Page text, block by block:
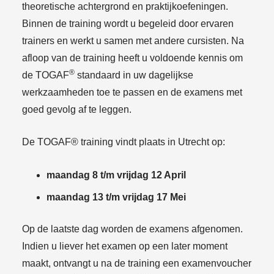
theoretische achtergrond en praktijkoefeningen.
Binnen de training wordt u begeleid door ervaren
trainers en werkt u samen met andere cursisten. Na
afloop van de training heeft u voldoende kennis om
de TOGAF® standaard in uw dagelijkse
werkzaamheden toe te passen en de examens met
goed gevolg af te leggen.
De TOGAF® training vindt plaats in Utrecht op:
maandag 8 t/m vrijdag 12 April
maandag 13 t/m vrijdag 17 Mei
Op de laatste dag worden de examens afgenomen.
Indien u liever het examen op een later moment
maakt, ontvangt u na de training een examenvoucher